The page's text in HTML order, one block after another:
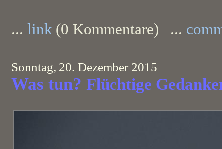
... link (0 Kommentare) ...
Sonntag, 20. Dezember 2015
Was tun? Flüchtige